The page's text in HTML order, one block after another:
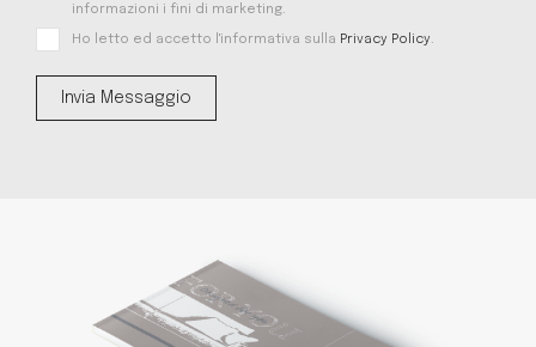
informazioni i fini di marketing.
Ho letto ed accetto l'informativa sulla Privacy Policy.